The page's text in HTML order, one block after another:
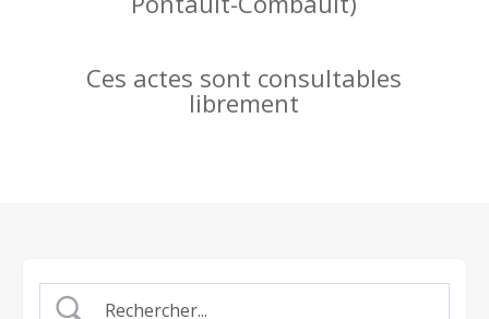
Ces actes sont consultables
librement